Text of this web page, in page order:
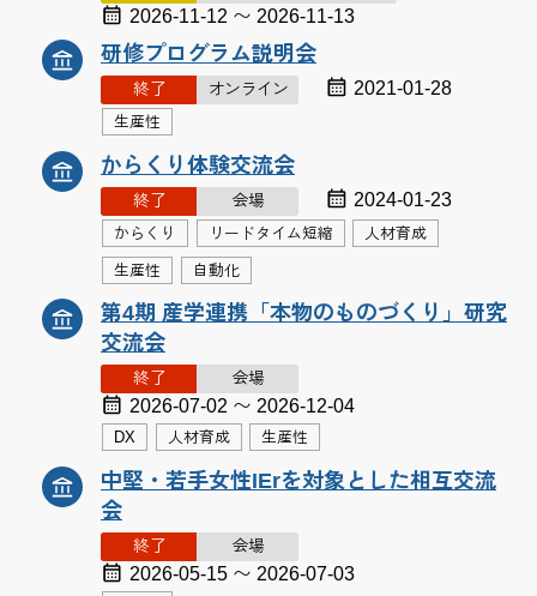
2026-11-12 〜 2026-11-13
研修プログラム説明会
終了 オンライン 2021-01-28
生産性
からくり体験交流会
終了 会場 2024-01-23
からくり リードタイム短縮 人材育成
生産性 自動化
第4期 産学連携「本物のものづくり」研究
交流会
終了 会場
2026-07-02 〜 2026-12-04
DX 人材育成 生産性
中堅・若手女性IErを対象とした相互交流
会
終了 会場
2026-05-15 〜 2026-07-03